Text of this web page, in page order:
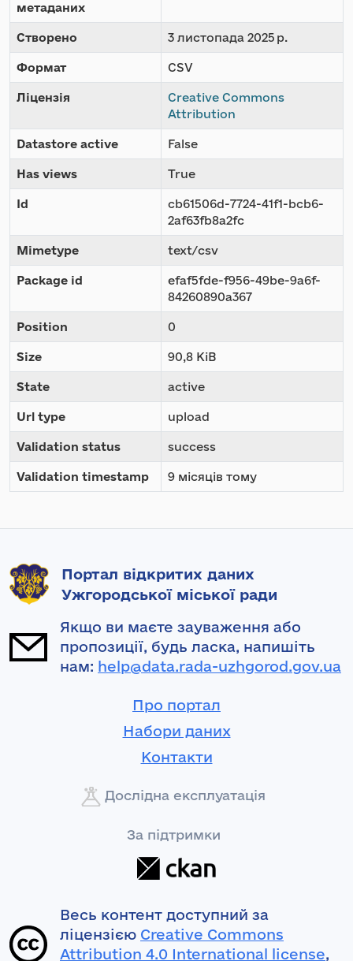
метаданих
Створено 3 листопада 2025 р.
Формат CSV
Ліцензія
Creative Commons
Attribution
Datastore active False
Has views True
Id
cb61506d-7724-41f1-bcb6-
2af63fb8a2fc
Mimetype text/csv
Package id
efaf5fde-f956-49be-9a6f-
84260890a367
Position 0
Size 90,8 KiB
State active
Url type upload
Validation status success
Validation timestamp 9 місяців тому
Портал відкритих даних
Ужгородської міської ради
Якщо ви маєте зауваження або
пропозиції, будь ласка, напишіть
нам: help@data.rada-uzhgorod.gov.ua
Про портал
Набори даних
Контакти
Дослідна експлуатація
За підтримки
Весь контент доступний за
ліцензією Creative Commons
Attribution 4.0 International license,